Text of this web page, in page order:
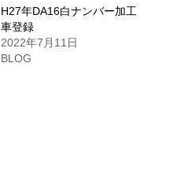
H27年DA16白ナンバー加工
車登録
2022年7月11日
BLOG